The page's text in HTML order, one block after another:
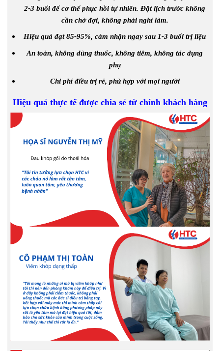
2-3 buổi để cơ thể phục hồi tự nhiên. Đặt lịch trước không
cần chờ đợi, không phải nghỉ làm.
Hiệu quả đạt 85-95%, cảm nhận ngay sau 1-3 buổi trị liệu
An toàn, không dùng thuốc, không tiêm, không tác dụng
phụ
Chi phí điều trị rẻ, phù hợp với mọi người
Hiệu quả thực tế được chia sẻ từ chính khách hàng